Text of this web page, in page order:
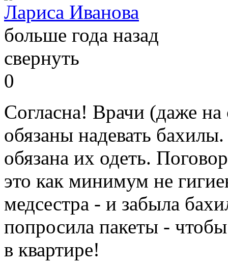
Лариса Иванова
больше года назад
свернуть
0
Согласна! Врачи (даже на
обязаны надевать
обязана их одеть.
это как минимум не
медсестра - и забыла
попросила пакеты -
в квартире!